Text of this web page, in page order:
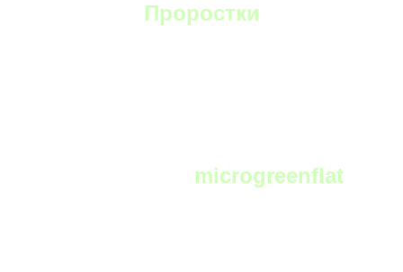
Проростки
microgreenflat